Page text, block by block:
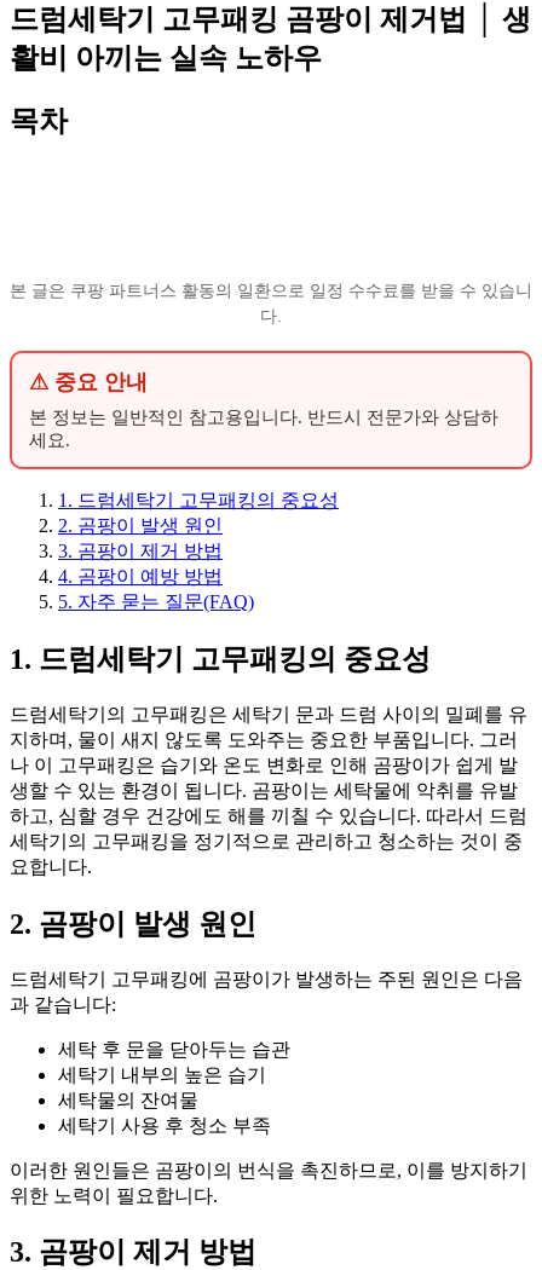
드럼세탁기 고무패킹 곰팡이 제거법 │ 생
활비 아끼는 실속 노하우
목차
본 글은 쿠팡 파트너스 활동의 일환으로 일정 수수료를 받을 수 있습니
다.
⚠ 중요 안내
본 정보는 일반적인 참고용입니다. 반드시 전문가와 상담하
세요.
1. 드럼세탁기 고무패킹의 중요성
2. 곰팡이 발생 원인
3. 곰팡이 제거 방법
4. 곰팡이 예방 방법
5. 자주 묻는 질문(FAQ)
1. 드럼세탁기 고무패킹의 중요성
드럼세탁기의 고무패킹은 세탁기 문과 드럼 사이의 밀폐를 유
지하며, 물이 새지 않도록 도와주는 중요한 부품입니다. 그러
나 이 고무패킹은 습기와 온도 변화로 인해 곰팡이가 쉽게 발
생할 수 있는 환경이 됩니다. 곰팡이는 세탁물에 악취를 유발
하고, 심할 경우 건강에도 해를 끼칠 수 있습니다. 따라서 드럼
세탁기의 고무패킹을 정기적으로 관리하고 청소하는 것이 중
요합니다.
2. 곰팡이 발생 원인
드럼세탁기 고무패킹에 곰팡이가 발생하는 주된 원인은 다음
과 같습니다:
세탁 후 문을 닫아두는 습관
세탁기 내부의 높은 습기
세탁물의 잔여물
세탁기 사용 후 청소 부족
이러한 원인들은 곰팡이의 번식을 촉진하므로, 이를 방지하기
위한 노력이 필요합니다.
3. 곰팡이 제거 방법